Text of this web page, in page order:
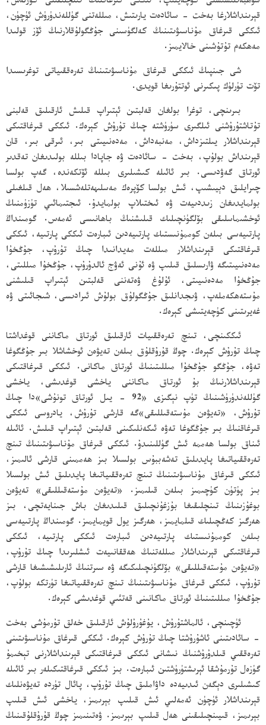
قېرىنداشلارغا بەخت - سائادەت يارىتىش، مىللەتنى گۈللەندۈرۈش ئۈچۈن،
ئىككى قىرغاق مۇناسىۋىتىنىڭ كەلگۈسىنى جۇڭگولۇقلارنىڭ ئۆز قولىدا
مەھكەم تۇتۇشىنى خالايمىز.
شى جىنپىڭ ئىككى قىرغاق مۇناسىۋىتىنىڭ تەرەققىياتى توغرىسىدا
تۆت تۈرلۈك پىكىرنى ئوتتۇرىغا قويدى.
بىرىنچى، توغرا بولغان قەلبتىن ئېتىراپ قىلىش ئارقىلىق قەلبنى
تۇتاشتۇرۇشنى ئىلگىرى سۈرۈشتە چىڭ تۇرۇش كېرەك. ئىككى قىرغاقتىكى
قېرىنداشلار يىلتىزداش، مەنبەداش، مەدەنىيىتى بىر، ئىرقى بىر، قان
قېرىنداش بولۇپ، بەخت - سائادەت ۋە جاپادا بىللە بولىدىغان تەقدىر
ئورتاق گەۋدىسى. بىر ئائىلە كىشىلىرى بىللە ئۆتكەندە، گەپ بولسا
چىرايلىق دېيىشىپ، ئىش بولسا كۆپرەك مەسلىھەتلەشسىلا، ھەل قىلغىلى
بولمايدىغان زىددىيەت ۋە ئىختىلاپ بولمايدۇ. ئىجتىمائىي تۈزۈمنىڭ
ئوخشىماسلىقى بۆلگۈنچىلىك قىلىشنىڭ باھانىسى ئەمەس. گومىنداڭ
پارتىيەسى بىلەن كوممۇنىستىك پارتىيەدىن ئىبارەت ئىككى پارتىيە، ئىككى
قىرغاقتىكى قېرىنداشلار مىللەت مەيدانىدا چىڭ تۇرۇپ، جۇڭخۇا
مەدەنىيىتىگە ۋارىسلىق قىلىپ ۋە ئۇنى ئەۋج ئالدۇرۇپ، جۇڭخۇا مىللىتى،
جۇڭخۇا مەدەنىيىتى، ئۇلۇغ ۋەتەننى قەلبتىن ئېتىراپ قىلىشنى
مۇستەھكەملەپ، ۋىجدانلىق جۇڭگولۇق بولۇش ئىرادىسى، شىجائىتى ۋە
غەيرىتىنى كۈچەيتىشى كېرەك.
ئىككىنچى، تىنچ تەرەققىيات ئارقىلىق ئورتاق ماكاننى قوغداشتا
چىڭ تۇرۇش كېرەك. چوڭ قۇرۇقلۇق بىلەن تەيۋەن ئوخشاشلا بىر جۇڭگوغا
تەۋە، جۇڭگو جۇڭخۇا مىللىتىنىڭ ئورتاق ماكانى. ئىككى قىرغاقتىكى
قېرىنداشلارنىڭ بۇ ئورتاق ماكاننى ياخشى قوغدىشى، ياخشى
گۈللەندۈرۈشىنىڭ تۈپ نېگىزى «92 - يىل ئورتاق تونۇشى»دا چىڭ
تۇرۇش، «تەيۋەن مۇستەقىللىقى»گە قارشى تۇرۇش، يادروسى ئىككى
قىرغاقنىڭ بىر جۇڭگوغا تەۋە ئىكەنلىكىنى قەلبتىن ئېتىراپ قىلىش. ئائىلە
ئىناق بولسا ھەممە ئىش گۈللىنىدۇ. ئىككى قىرغاق مۇناسىۋىتىنىڭ تىنچ
تەرەققىياتىغا پايدىلىق تەشەببۇس بولسىلا بىز ھەممىنى قارشى ئالىمىز،
ئىككى قىرغاق مۇناسىۋىتىنىڭ تىنچ تەرەققىياتىغا پايدىلىق ئىش بولسىلا
بىز پۈتۈن كۈچىمىز بىلەن قىلىمىز. «تەيۋەن مۇستەقىللىقى» تەيۋەن
بوغۇزىنىڭ تىنچلىقىغا بۇزغۇنچىلىق قىلىدىغان باش جىنايەتچى، بىز
ھەرگىز كەڭچىلىك قىلمايمىز، ھەرگىز يول قويمايمىز. گومىنداڭ پارتىيەسى
بىلەن كوممۇنىستىك پارتىيەدىن ئىبارەت ئىككى پارتىيە، ئىككى
قىرغاقتىكى قېرىنداشلار مىللەتنىڭ ھەققانىيەت ئىشلىرىدا چىڭ تۇرۇپ،
«تەيۋەن مۇستەقىللىقى» بۆلگۈنچىلىكىگە ۋە سىرتنىڭ ئارىلىشىشىغا قارشى
تۇرۇپ، ئىككى قىرغاق مۇناسىۋىتىنىڭ تىنچ تەرەققىياتىغا تۈرتكە بولۇپ،
جۇڭخۇا مىللىتىنىڭ ئورتاق ماكانىنى قەتئىي قوغدىشى كېرەك.
ئۈچىنچى، ئالماشتۇرۇش، يۇغۇرۇلۇش ئارقىلىق خەلق تۇرمۇشى بەخت
- سائادىتىنى ئاشۇرۇشتا چىڭ تۇرۇش كېرەك. ئىككى قىرغاق مۇناسىۋىتىنى
تەرەققىي قىلدۇرۇشنىڭ نىشانى ئىككى قىرغاقتىكى قېرىنداشلارنى تېخىمۇ
گۈزەل تۇرمۇشقا ئېرىشتۈرۈشتىن ئىبارەت. بىز ئىككى قىرغاقتىكىلەر بىر ئائىلە
كىشىلىرى دېگەن ئىدىيەدە داۋاملىق چىڭ تۇرۇپ، پائال تۈردە تەيۋەنلىك
قېرىنداشلار ئۈچۈن ئەمەلىي ئىش قىلىپ بېرىمىز، ياخشى ئىش قىلىپ
بېرىمىز، قىيىنچىلىقىنى ھەل قىلىپ بېرىمىز. ۋەتىنىمىز چوڭ قۇرۇقلۇقىنىڭ